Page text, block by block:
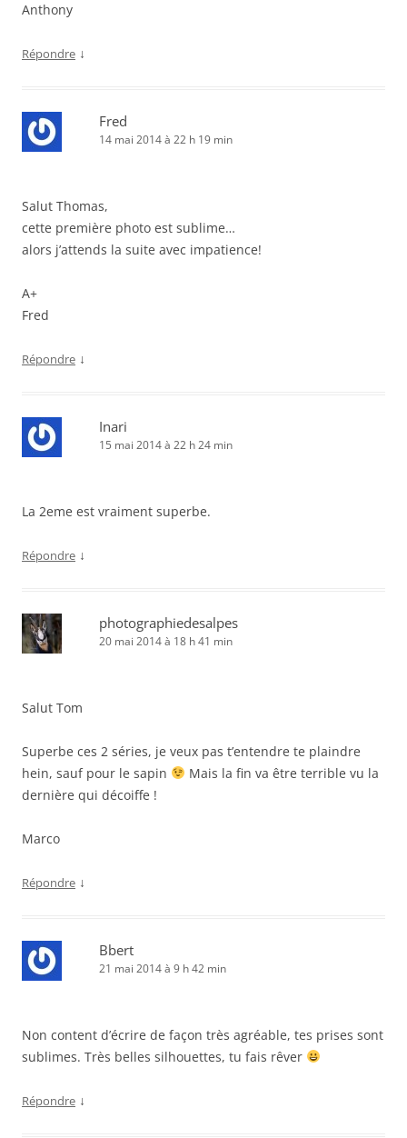
Anthony
Répondre ↓
Fred
14 mai 2014 à 22 h 19 min
Salut Thomas,
cette première photo est sublime…
alors j’attends la suite avec impatience!
A+
Fred
Répondre ↓
Inari
15 mai 2014 à 22 h 24 min
La 2eme est vraiment superbe.
Répondre ↓
photographiedesalpes
20 mai 2014 à 18 h 41 min
Salut Tom
Superbe ces 2 séries, je veux pas t’entendre te plaindre
hein, sauf pour le sapin
Mais la fin va être terrible vu la
dernière qui décoiffe !
Marco
Répondre ↓
Bbert
21 mai 2014 à 9 h 42 min
Non content d’écrire de façon très agréable, tes prises sont
sublimes. Très belles silhouettes, tu fais rêver
Répondre ↓